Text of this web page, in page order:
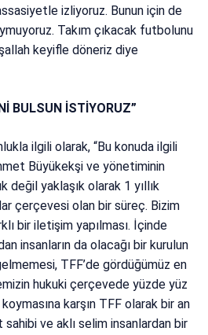
izliyoruz. Bunun için de
Takım çıkacak futbolunu
keyifle döneriz diye
BULSUN İSTİYORUZ”
ilgili olarak, “Bu konuda ilgili
Büyükekşi ve yönetiminin
değil yaklaşık olarak 1 yıllık
çerçevesi olan bir süreç. Bizim
bir iletişim yapılması. İçinde
insanların da olacağı bir kurulun
TFF’de gördüğümüz en
hukuki çerçevede yüzde yüz
karşın TFF olarak bir an
ve aklı selim insanlardan bir